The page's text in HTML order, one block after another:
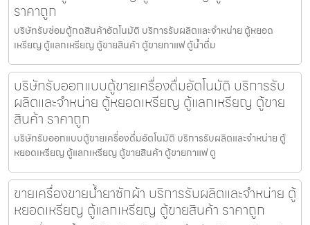
ราคาถูก
บริษัทรับซ่อมตู้กดสินค้า​อัตโนมัติ บริการรับผลิตและจำหน่าย ตู้หยอด
เหรียญ ตู้แลกเหรียญ ตู้ขายสินค้า ตู้ขายกาแฟ ตู้น้ำดื่ม
บริษัทรับออกแบบตู้ขายเครื่องดื่ม​อัตโนมัติ บริการรับ
ผลิตและจำหน่าย ตู้หยอดเหรียญ ตู้แลกเหรียญ ตู้ขาย
สินค้า ราคาถูก
บริษัทรับออกแบบตู้ขายเครื่องดื่ม​อัตโนมัติ บริการรับผลิตและจำหน่าย ตู้
หยอดเหรียญ ตู้แลกเหรียญ ตู้ขายสินค้า ตู้ขายกาแฟ ตู
ขายเครื่องขายน้ำยาซักผ้า บริการรับผลิตและจำหน่าย ตู้
หยอดเหรียญ ตู้แลกเหรียญ ตู้ขายสินค้า ราคาถูก